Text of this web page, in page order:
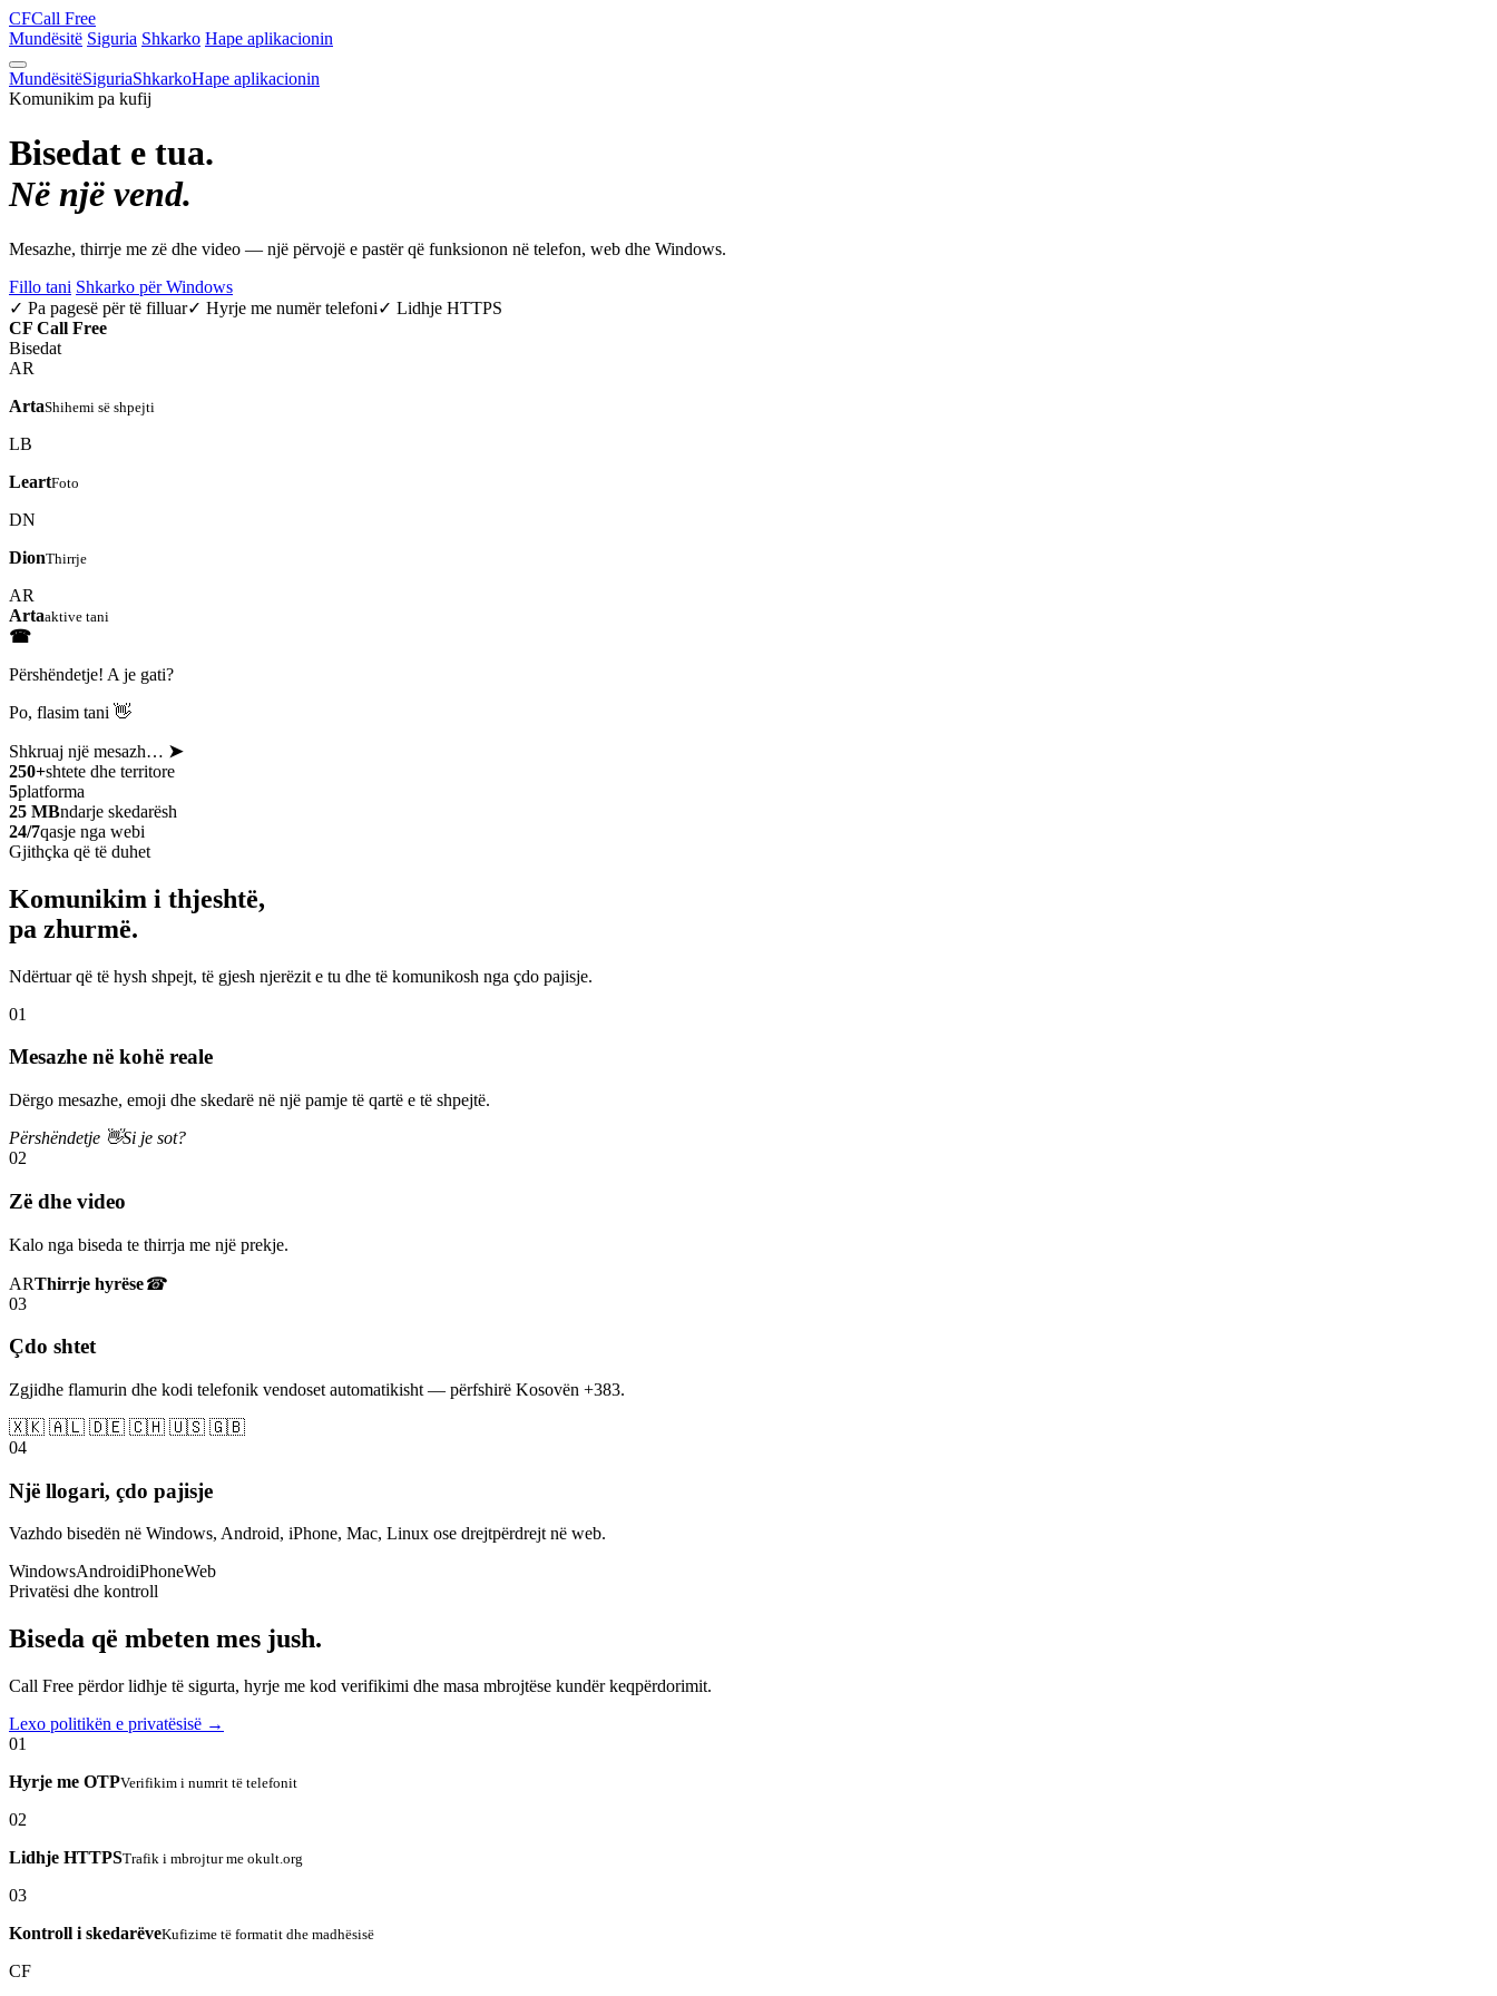
CFCall Free
Mundësitë Siguria Shkarko Hape aplikacionin
MundësitëSiguriaShkarkoHape aplikacionin
Komunikim pa kufij
Bisedat e tua.
Në një vend.
Mesazhe, thirrje me zë dhe video — një përvojë e pastër që funksionon në telefon, web dhe Windows.
Fillo tani Shkarko për Windows
✓ Pa pagesë për të filluar✓ Hyrje me numër telefoni✓ Lidhje HTTPS
CF Call Free
Bisedat
AR
ArtaShihemi së shpejti
LB
LeartFoto
DN
DionThirrje
AR
Artaaktive tani
☎
Përshëndetje! A je gati?
Po, flasim tani 👋
Shkruaj një mesazh… ➤
250+shtete dhe territore
5platforma
25 MBndarje skedarësh
24/7qasje nga webi
Gjithçka që të duhet
Komunikim i thjeshtë,
pa zhurmë.
Ndërtuar që të hysh shpejt, të gjesh njerëzit e tu dhe të komunikosh nga çdo pajisje.
01
Mesazhe në kohë reale
Dërgo mesazhe, emoji dhe skedarë në një pamje të qartë e të shpejtë.
Përshëndetje 👋Si je sot?
02
Zë dhe video
Kalo nga biseda te thirrja me një prekje.
ARThirrje hyrëse☎
03
Çdo shtet
Zgjidhe flamurin dhe kodi telefonik vendoset automatikisht — përfshirë Kosovën +383.
🇽🇰 🇦🇱 🇩🇪 🇨🇭 🇺🇸 🇬🇧
04
Një llogari, çdo pajisje
Vazhdo bisedën në Windows, Android, iPhone, Mac, Linux ose drejtpërdrejt në web.
WindowsAndroidiPhoneWeb
Privatësi dhe kontroll
Biseda që mbeten mes jush.
Call Free përdor lidhje të sigurta, hyrje me kod verifikimi dhe masa mbrojtëse kundër keqpërdorimit.
Lexo politikën e privatësisë →
01
Hyrje me OTPVerifikim i numrit të telefonit
02
Lidhje HTTPSTrafik i mbrojtur me okult.org
03
Kontroll i skedarëveKufizime të formatit dhe madhësisë
CF